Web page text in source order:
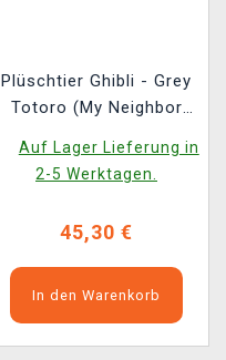
Plüschtier Ghibli - Grey
Totoro (My Neighbor
Auf Lager Lieferung in
2-5 Werktagen.
45,30 €
In den Warenkorb